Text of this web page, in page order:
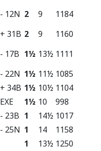
- 12N 2 9
1184
+ 31B 2 9
1160
- 17B 1½ 13½ 1111
- 22N 1½ 11½ 1085
+ 34B 1½ 10½ 1104
EXE 1½ 10
998
- 23B 1 14½ 1017
- 25N 1 14
1158
1 13½ 1250